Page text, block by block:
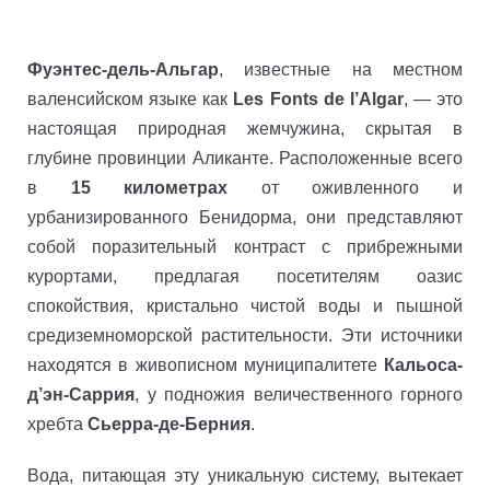
Фуэнтес-дель-Альгар, известные на местном
валенсийском языке как Les Fonts de l’Algar, — это
настоящая природная жемчужина, скрытая в
глубине провинции Аликанте. Расположенные всего
в 15 километрах от оживленного и
урбанизированного Бенидорма, они представляют
собой поразительный контраст с прибрежными
курортами, предлагая посетителям оазис
спокойствия, кристально чистой воды и пышной
средиземноморской растительности. Эти источники
находятся в живописном муниципалитете Кальоса-
д’эн-Саррия, у подножия величественного горного
хребта Сьерра-де-Берния.
Вода, питающая эту уникальную систему, вытекает